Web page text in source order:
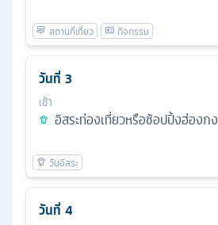
วันที่ 3
เช้า
อิสระท่องเที่ยวหรือช้อปปิ้งฮ่องกง
วันที่ 4